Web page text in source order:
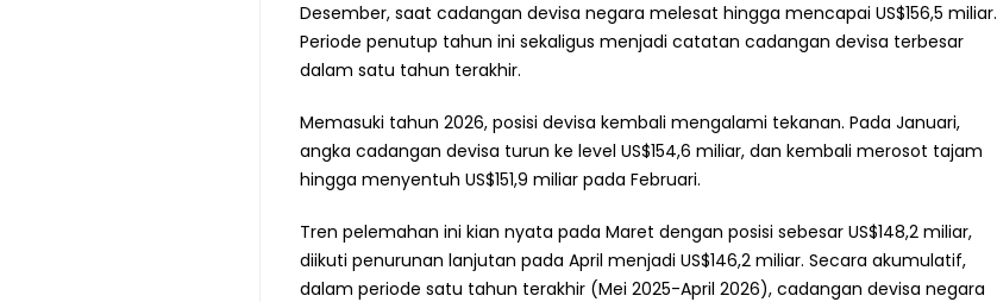
Desember, saat cadangan devisa negara melesat hingga mencapai US$156,5 miliar.
Periode penutup tahun ini sekaligus menjadi catatan cadangan devisa terbesar
dalam satu tahun terakhir.
Memasuki tahun 2026, posisi devisa kembali mengalami tekanan. Pada Januari,
angka cadangan devisa turun ke level US$154,6 miliar, dan kembali merosot tajam
hingga menyentuh US$151,9 miliar pada Februari.
Tren pelemahan ini kian nyata pada Maret dengan posisi sebesar US$148,2 miliar,
diikuti penurunan lanjutan pada April menjadi US$146,2 miliar. Secara akumulatif,
dalam periode satu tahun terakhir (Mei 2025-April 2026), cadangan devisa negara